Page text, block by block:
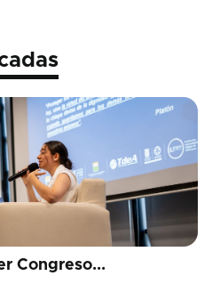
Congreso...